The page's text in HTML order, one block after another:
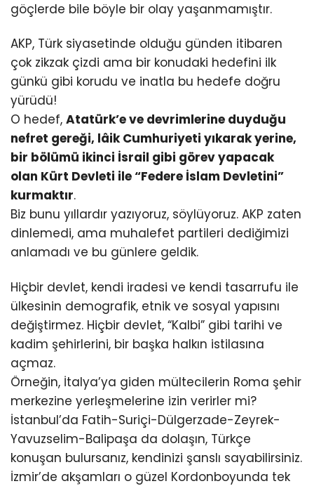
göçlerde bile böyle bir olay yaşanmamıştır.
AKP, Türk siyasetinde olduğu günden itibaren
çok zikzak çizdi ama bir konudaki hedefini ilk
günkü gibi korudu ve inatla bu hedefe doğru
yürüdü!
O hedef, Atatürk’e ve devrimlerine duyduğu
nefret gereği, lâik Cumhuriyeti yıkarak yerine,
bir bölümü ikinci İsrail gibi görev yapacak
olan Kürt Devleti ile “Federe İslam Devletini”
kurmaktır.
Biz bunu yıllardır yazıyoruz, söylüyoruz. AKP zaten
dinlemedi, ama muhalefet partileri dediğimizi
anlamadı ve bu günlere geldik.
Hiçbir devlet, kendi iradesi ve kendi tasarrufu ile
ülkesinin demografik, etnik ve sosyal yapısını
değiştirmez. Hiçbir devlet, “Kalbi” gibi tarihi ve
kadim şehirlerini, bir başka halkın istilasına
açmaz.
Örneğin, İtalya’ya giden mültecilerin Roma şehir
merkezine yerleşmelerine izin verirler mi?
İstanbul’da Fatih-Suriçi-Dülgerzade-Zeyrek-
Yavuzselim-Balipaşa da dolaşın, Türkçe
konuşan bulursanız, kendinizi şanslı sayabilirsiniz.
İzmir’de akşamları o güzel Kordonboyunda tek